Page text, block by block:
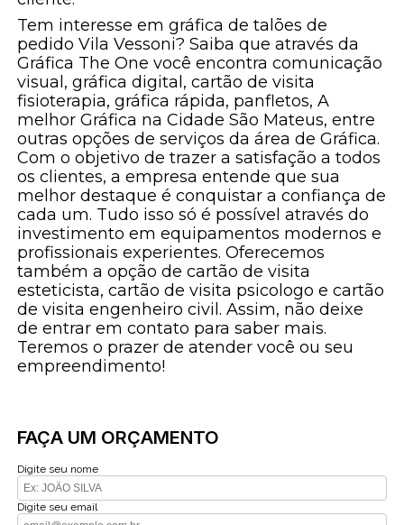
Tem interesse em gráfica de talões de
pedido Vila Vessoni? Saiba que através da
Gráfica The One você encontra comunicação
visual, gráfica digital, cartão de visita
fisioterapia, gráfica rápida, panfletos, A
melhor Gráfica na Cidade São Mateus, entre
outras opções de serviços da área de Gráfica.
Com o objetivo de trazer a satisfação a todos
os clientes, a empresa entende que sua
melhor destaque é conquistar a confiança de
cada um. Tudo isso só é possível através do
investimento em equipamentos modernos e
profissionais experientes. Oferecemos
também a opção de cartão de visita
esteticista, cartão de visita psicologo e cartão
de visita engenheiro civil. Assim, não deixe
de entrar em contato para saber mais.
Teremos o prazer de atender você ou seu
empreendimento!
FAÇA UM ORÇAMENTO
Digite seu nome
Digite seu email